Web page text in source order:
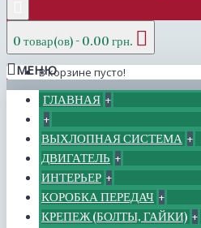
0 товар(ов) - 0.00 грн.
В корзине пусто!
МЕНЮ
ГЛАВНАЯ +
+
ВЫХЛОПНАЯ СИСТЕМА +
ДВИГАТЕЛЬ +
ИНТЕРЬЕР +
КОРОБКА ПЕРЕДАЧ +
КРЕПЕЖ (БОЛТЫ, ГАЙКИ) +